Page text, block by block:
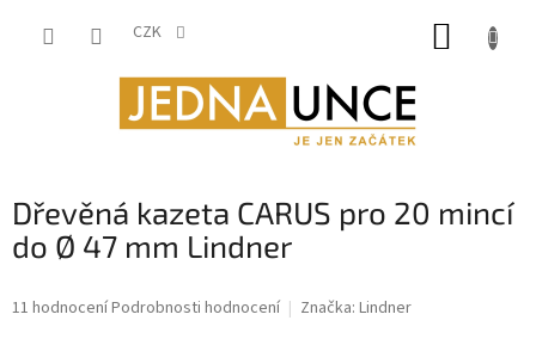
CZK
Dřevěná kazeta CARUS pro 20 mincí
do Ø 47 mm Lindner
Průměrné
11 hodnoceníPodrobnosti hodnocení Značka: Lindner